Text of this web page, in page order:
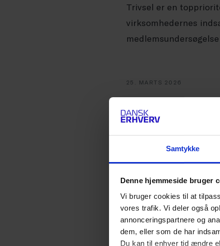
Samtykke
Denne hjemmeside bruger
Vi bruger cookies til at
vores trafik. Vi deler også
annonceringspartnere og
dem, eller som de har
Du kan til enhver tid ændre
Trivsel er en
virksomhedernes
medlemsundersøgelse
25. MARTS 2026
Det går bedre med
finansielle
gange blev o...
23. MARTS 2026